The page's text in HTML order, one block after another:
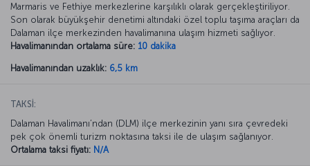
Marmaris ve Fethiye merkezlerine karşılıklı olarak gerçekleştiriliyor.
Son olarak büyükşehir denetimi altındaki özel toplu taşıma araçları da
Dalaman ilçe merkezinden havalimanına ulaşım hizmeti sağlıyor.
Havalimanından ortalama süre: 10 dakika
Havalimanından uzaklık: 6,5 km
TAKSİ:
Dalaman Havalimanı’ndan (DLM) ilçe merkezinin yanı sıra çevredeki
pek çok önemli turizm noktasına taksi ile de ulaşım sağlanıyor.
Ortalama taksi fiyatı: N/A